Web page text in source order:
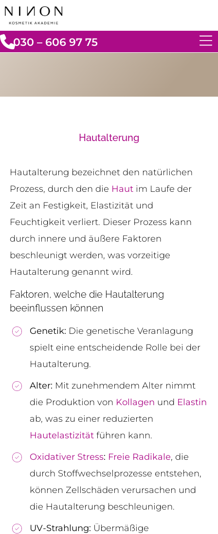
030 – 606 97 75
Hautalterung
Hautalterung bezeichnet den natürlichen
Prozess, durch den die Haut im Laufe der
Zeit an Festigkeit, Elastizität und
Feuchtigkeit verliert. Dieser Prozess kann
durch innere und äußere Faktoren
beschleunigt werden, was vorzeitige
Hautalterung genannt wird.
Faktoren, welche die Hautalterung
beeinflussen können
Genetik: Die genetische Veranlagung
spielt eine entscheidende Rolle bei der
Hautalterung.
Alter: Mit zunehmendem Alter nimmt
die Produktion von Kollagen und Elastin
ab, was zu einer reduzierten
Hautelastizität führen kann.
Oxidativer Stress: Freie Radikale, die
durch Stoffwechselprozesse entstehen,
können Zellschäden verursachen und
die Hautalterung beschleunigen.
UV-Strahlung: Übermäßige